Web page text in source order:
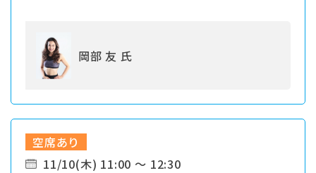
岡部 友 氏
空席あり
11/10(木) 11:00 ～ 12:30